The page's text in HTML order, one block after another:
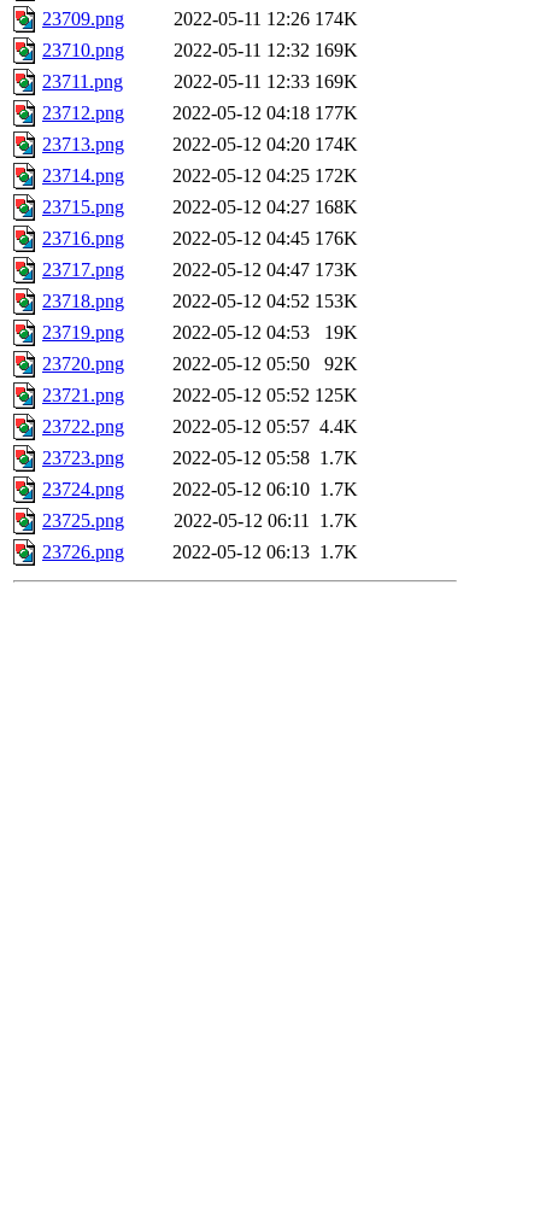
23709.png
2022-05-11 12:26 174K
23710.png
2022-05-11 12:32 169K
23711.png
2022-05-11 12:33 169K
23712.png
2022-05-12 04:18 177K
23713.png
2022-05-12 04:20 174K
23714.png
2022-05-12 04:25 172K
23715.png
2022-05-12 04:27 168K
23716.png
2022-05-12 04:45 176K
23717.png
2022-05-12 04:47 173K
23718.png
2022-05-12 04:52 153K
23719.png
2022-05-12 04:53
19K
23720.png
2022-05-12 05:50
92K
23721.png
2022-05-12 05:52 125K
23722.png
2022-05-12 05:57 4.4K
23723.png
2022-05-12 05:58 1.7K
23724.png
2022-05-12 06:10 1.7K
23725.png
2022-05-12 06:11 1.7K
23726.png
2022-05-12 06:13 1.7K